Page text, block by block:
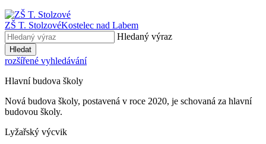
ZŠ T. StolzovéKostelec nad Labem
Hledaný výraz
Hledat
rozšířené vyhledávání
Hlavní budova školy
Nová budova školy, postavená v roce 2020, je schovaná za hlavní
budovou školy.
Lyžařský výcvik